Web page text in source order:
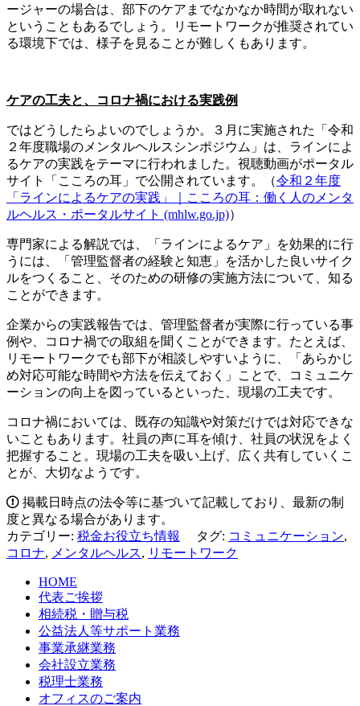
ージャーの場合は、部下のケアまでなかなか時間が取れない
ということもあるでしょう。リモートワークが推奨されてい
る環境下では、様子を見ることが難しくもあります。
ケアの工夫と、コロナ禍における実践例
ではどうしたらよいのでしょうか。３月に実施された「令和
２年度職場のメンタルヘルスシンポジウム」は、ラインによ
るケアの実践をテーマに行われました。視聴動画がポータル
サイト「こころの耳」で公開されています。（令和２年度
「ラインによるケアの実践」｜こころの耳：働く人のメンタ
ルヘルス・ポータルサイト (mhlw.go.jp)）
専門家による解説では、「ラインによるケア」を効果的に行
うには、「管理監督者の経験と知恵」を活かした良いサイク
ルをつくること、そのための研修の実施方法について、知る
ことができます。
企業からの実践報告では、管理監督者が実際に行っている事
例や、コロナ禍での取組を聞くことができます。たとえば、
リモートワークでも部下が相談しやすいように、「あらかじ
め対応可能な時間や方法を伝えておく」ことで、コミュニケ
ーションの向上を図っているといった、現場の工夫です。
コロナ禍においては、既存の知識や対策だけでは対応できな
いこともあります。社員の声に耳を傾け、社員の状況をよく
把握すること。現場の工夫を吸い上げ、広く共有していくこ
とが、大切なようです。
掲載日時点の法令等に基づいて記載しており、最新の制
度と異なる場合があります。
カテゴリー: 税金お役立ち情報 タグ: コミュニケーション,
コロナ, メンタルヘルス, リモートワーク
HOME
代表ご挨拶
相続税・贈与税
公益法人等サポート業務
事業承継業務
会社設立業務
税理士業務
オフィスのご案内